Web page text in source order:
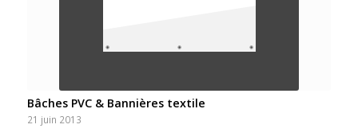
Bâches PVC & Bannières textile
21 juin 2013